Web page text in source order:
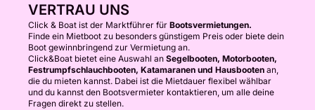
VERTRAU UNS
Click & Boat ist der Marktführer für Bootsvermietungen.
Finde ein Mietboot zu besonders günstigem Preis oder biete dein
Boot gewinnbringend zur Vermietung an.
Click&Boat bietet eine Auswahl an Segelbooten, Motorbooten,
Festrumpfschlauchbooten, Katamaranen und Hausbooten an,
die du mieten kannst. Dabei ist die Mietdauer flexibel wählbar
und du kannst den Bootsvermieter kontaktieren, um alle deine
Fragen direkt zu stellen.